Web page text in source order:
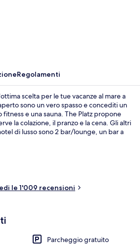
Regolamenti
scelta per le tue vacanze al mare a
sono un vero spasso e concediti un
e una sauna. The Platz propone
la colazione, il pranzo e la cena. Gli altri
di lusso sono 2 bar/lounge, un bar a
gentile e le condizioni generali.
pubblici: Stazione di Water Park si trova
le 1'009 recensioni
Parcheggio gratuito